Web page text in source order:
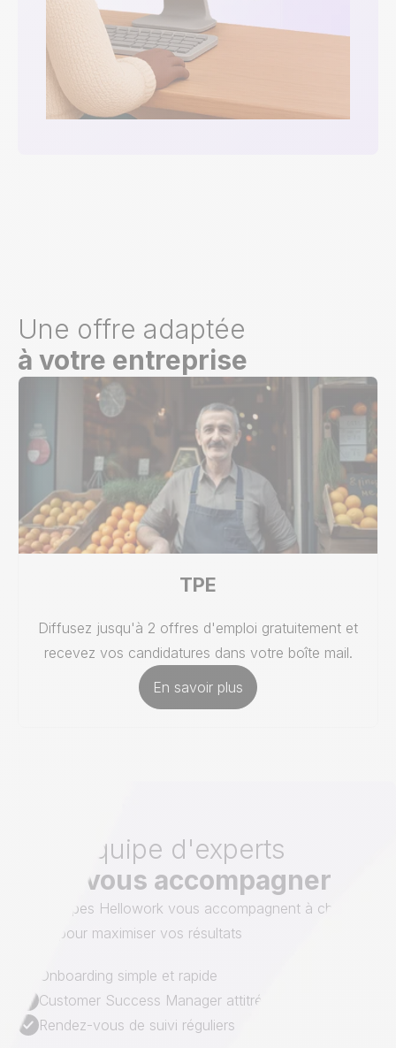
Une offre adaptée
à votre entreprise
TPE
Diffusez jusqu'à 2 offres d'emploi gratuitement et
recevez vos candidatures dans votre boîte mail.
En savoir plus
Une équipe d'experts
pour vous accompagner
Les équipes Hellowork vous accompagnent à chaque
étape pour maximiser vos résultats
Onboarding simple et rapide
Customer Success Manager attitré
Rendez-vous de suivi réguliers